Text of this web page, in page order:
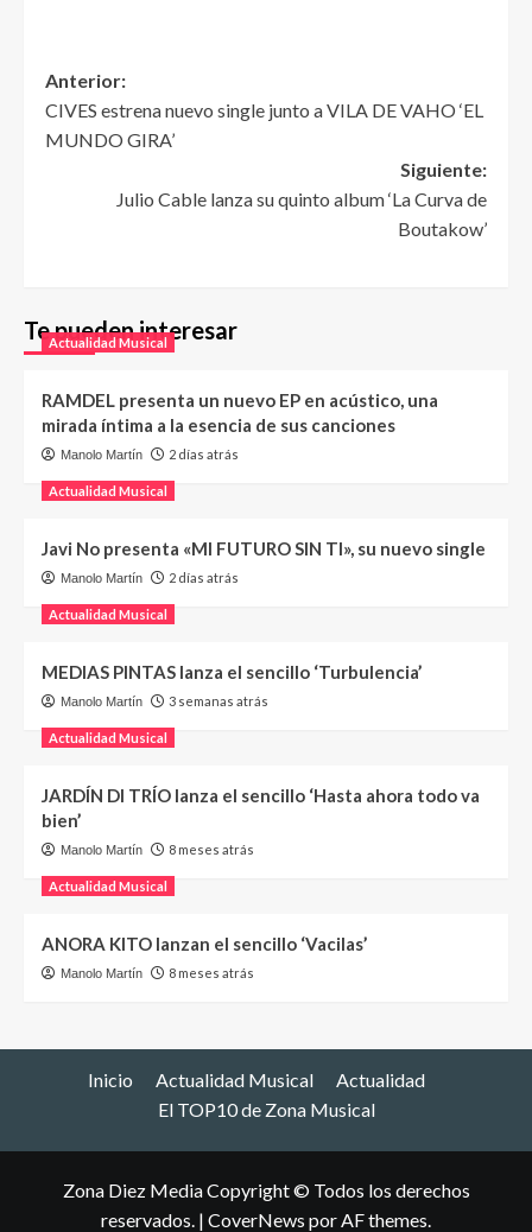
Anterior:
CIVES estrena nuevo single junto a VILA DE VAHO ‘EL
MUNDO GIRA’
Siguiente:
Julio Cable lanza su quinto album ‘La Curva de
Boutakow’
Te pueden interesar
Actualidad Musical
RAMDEL presenta un nuevo EP en acústico, una
mirada íntima a la esencia de sus canciones
Manolo Martín 2 días atrás
Actualidad Musical
Javi No presenta «MI FUTURO SIN TI», su nuevo single
Manolo Martín 2 días atrás
Actualidad Musical
MEDIAS PINTAS lanza el sencillo ‘Turbulencia’
Manolo Martín 3 semanas atrás
Actualidad Musical
JARDÍN DI TRÍO lanza el sencillo ‘Hasta ahora todo va
bien’
Manolo Martín 8 meses atrás
Actualidad Musical
ANORA KITO lanzan el sencillo ‘Vacilas’
Manolo Martín 8 meses atrás
Inicio Actualidad Musical
Actualidad
El TOP10 de Zona Musical
Zona Diez Media Copyright © Todos los derechos
reservados. | CoverNews por AF themes.